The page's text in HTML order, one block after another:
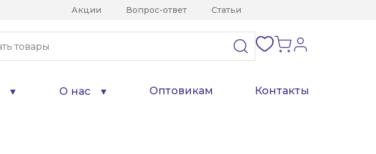
Акции Вопрос-ответ Статьи
О нас Оптовикам Контакты